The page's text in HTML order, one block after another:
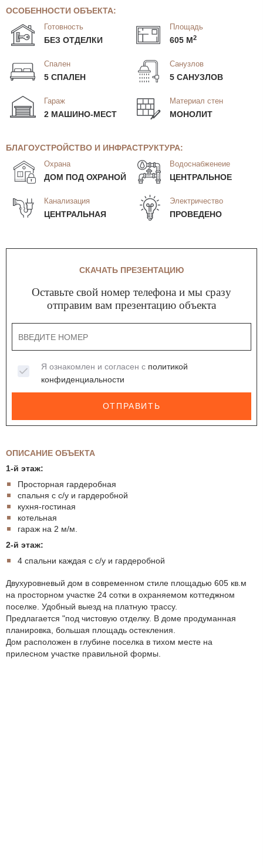
ОСОБЕННОСТИ ОБЪЕКТА:
Готовность
БЕЗ ОТДЕЛКИ
Площадь
605 М2
Спален
5 СПАЛЕН
Санузлов
5 САНУЗЛОВ
Гараж
2 МАШИНО-МЕСТ
Материал стен
МОНОЛИТ
БЛАГОУСТРОЙСТВО И ИНФРАСТРУКТУРА:
Охрана
ДОМ ПОД ОХРАНОЙ
Водоснабженеие
ЦЕНТРАЛЬНОЕ
Канализация
ЦЕНТРАЛЬНАЯ
Электричество
ПРОВЕДЕНО
ОПИСАНИЕ ОБЪЕКТА
1-й этаж:
Просторная гардеробная
спальня с с/у и гардеробной
кухня-гостиная
котельная
гараж на 2 м/м.
2-й этаж:
4 спальни каждая с с/у и гардеробной
Двухуровневый дом в современном стиле площадью 605 кв.м
на просторном участке 24 сотки в охраняемом коттеджном
поселке. Удобный выезд на платную трассу.
Предлагается "под чистовую отделку. В доме продуманная
планировка, большая площадь остекления.
Дом расположен в глубине поселка в тихом месте на
прилесном участке правильной формы.
СКАЧАТЬ ПРЕЗЕНТАЦИЮ
Оставьте свой номер телефона и мы сразу
отправим вам презентацию объекта
Я ознакомлен и согласен с политикой
конфиденциальности
ОТПРАВИТЬ